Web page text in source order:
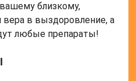
близкому,
в выздоровление, а
любые препараты!